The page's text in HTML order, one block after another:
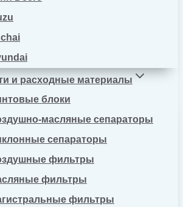
и расходные материалы
блоки
масляные сепараторы
сепараторы
фильтры
фильтры
фильтры